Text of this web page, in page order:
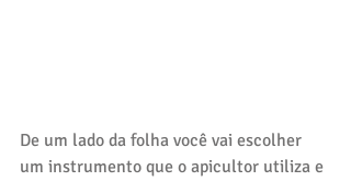
De um lado da folha você vai escolher
um instrumento que o apicultor utiliza e